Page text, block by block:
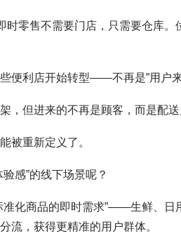
时零售不需要门店，只需要仓库
便利店开始转型——不再是”用户
，但进来的不再是顾客，而是配送
被重新定义了。
感”的线下场景呢？
准化商品的即时需求”——生鲜、日
流，获得更精准的用户群体。